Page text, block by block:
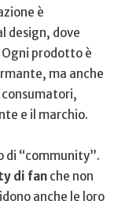
è
‌design, dove
prodotto è
ma anche
e il‍ marchio.
di “community”.
⁢di ⁢fan che non‍
anche le loro